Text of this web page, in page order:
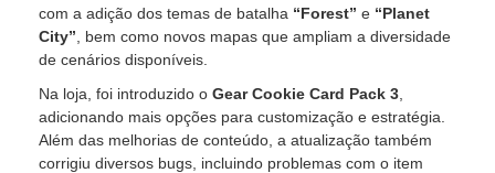
com a adição dos temas de batalha “Forest” e “Planet
City” , bem como novos mapas que ampliam a diversidade
de cenários disponíveis.
Na loja, foi introduzido o Gear Cookie Card Pack 3
adicionando mais opções para customização e estratégia.
Além das melhorias de conteúdo, a atualização também
corrigiu diversos bugs, incluindo problemas com o item